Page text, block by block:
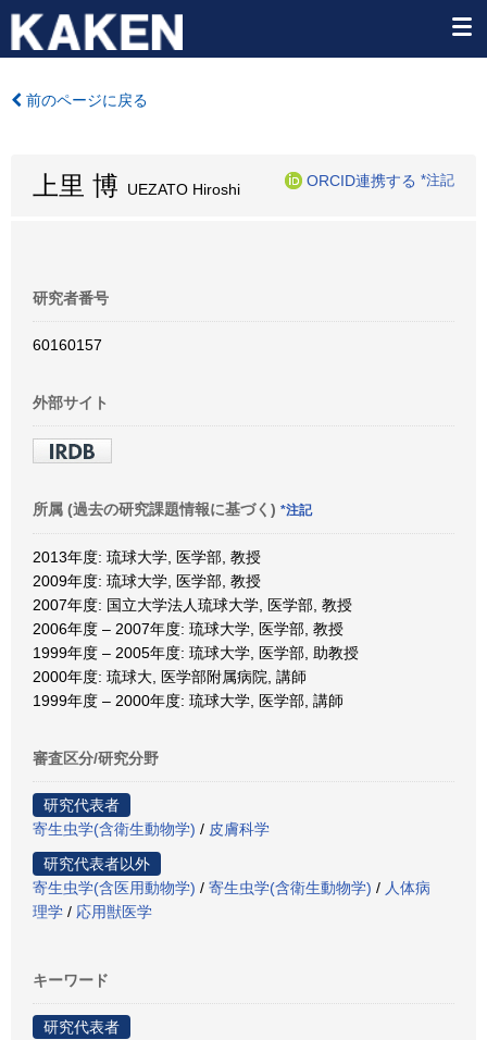
前のページに戻る
上里 博 UEZATO Hiroshi
ORCID連携する *注記
研究者番号
60160157
外部サイト
所属 (過去の研究課題情報に基づく) *注記
2013年度: 琉球大学, 医学部, 教授
2009年度: 琉球大学, 医学部, 教授
2007年度: 国立大学法人琉球大学, 医学部, 教授
2006年度 – 2007年度: 琉球大学, 医学部, 教授
1999年度 – 2005年度: 琉球大学, 医学部, 助教授
2000年度: 琉球大, 医学部附属病院, 講師
1999年度 – 2000年度: 琉球大学, 医学部, 講師
審査区分/研究分野
研究代表者
寄生虫学(含衛生動物学) / 皮膚科学
研究代表者以外
寄生虫学(含医用動物学) / 寄生虫学(含衛生動物学) / 人体病
理学 / 応用獣医学
キーワード
研究代表者